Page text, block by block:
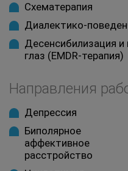
Схематерапия
Диалектико-
Десенсибилизация
глаз (EMDR-терапия)
Направления
Депрессия
Биполярное
аффективное
расстройство